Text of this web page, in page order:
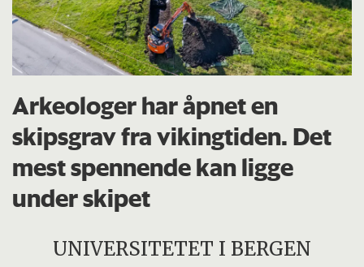
Arkeologer har åpnet en
skipsgrav fra vikingtiden. Det
mest spennende kan ligge
under skipet
UNIVERSITETET I BERGEN